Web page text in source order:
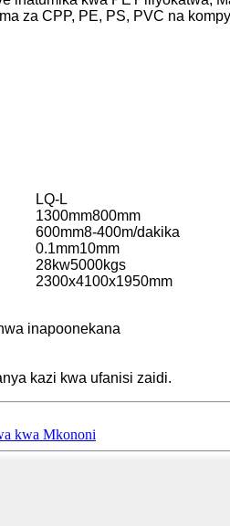
za CPP, PE, PS, PVC na
LQ-L
1300mm800mm
600mm8-400m/dakika
0.1mm10mm
28kw5000kgs
2300x4100x1950mm
inapoonekana
kazi kwa ufanisi zaidi.
kwa Mkononi